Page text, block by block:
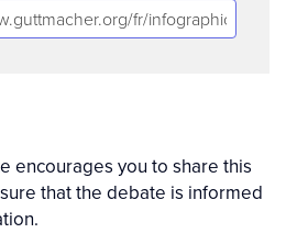
encourages you to share this
that the debate is informed